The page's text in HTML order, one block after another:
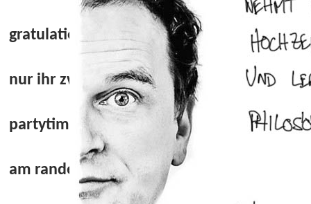
gratulation
nur ihr zwei
partytime!!!
am rande